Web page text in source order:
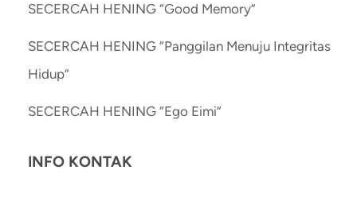
SECERCAH HENING “Good Memory”
SECERCAH HENING “Panggilan Menuju Integritas
Hidup”
SECERCAH HENING “Ego Eimi”
INFO KONTAK